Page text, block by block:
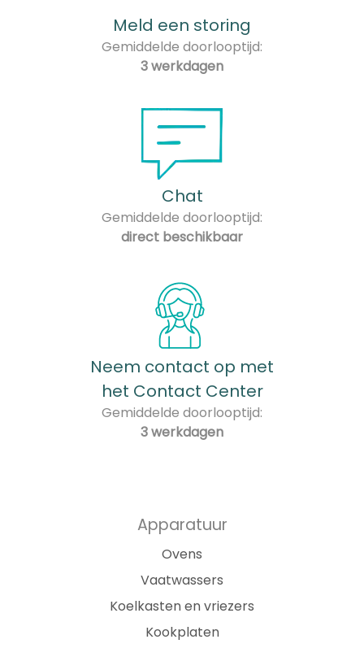
Meld een storing
Gemiddelde doorlooptijd:
3 werkdagen
Chat
Gemiddelde doorlooptijd:
direct beschikbaar
Neem contact op met
het Contact Center
Gemiddelde doorlooptijd:
3 werkdagen
Apparatuur
Ovens
Vaatwassers
Koelkasten en vriezers
Kookplaten